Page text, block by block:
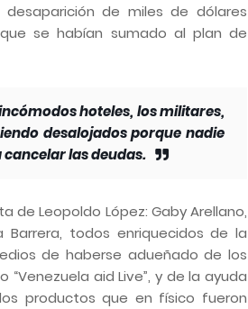
de miles de dólares
se habían sumado al plan de
hoteles, los militares,
desalojados porque nadie
las deudas.
de Leopoldo López: Gaby Arellano,
Barrera, todos enriquecidos de la
de haberse adueñado de los
aid Live”, y de la ayuda
productos que en físico fueron